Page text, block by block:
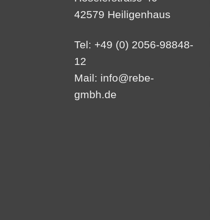
42579 Heiligenhaus
Tel: +49 (0) 2056-98848-
12
Mail: info@rebe-
gmbh.de